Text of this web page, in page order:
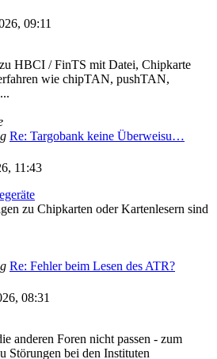
09:11
HBCI / FinTS mit Datei, Chipkarte
wie chipTAN, pushTAN,
Re: Targobank keine Überweisu…
11:43
zu Chipkarten oder Kartenlesern sind
Re: Fehler beim Lesen des ATR?
08:31
anderen Foren nicht passen - zum
Störungen bei den Instituten